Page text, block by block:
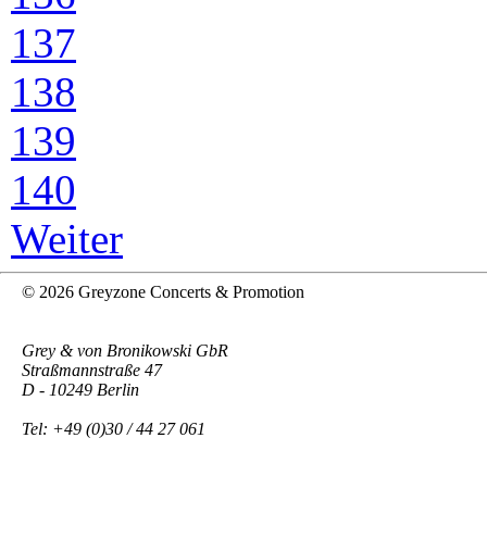
137
138
139
140
Weiter
© 2026 Greyzone Concerts & Promotion
Grey & von Bronikowski GbR
Straßmannstraße 47
D - 10249 Berlin
Tel: +49 (0)30 / 44 27 061